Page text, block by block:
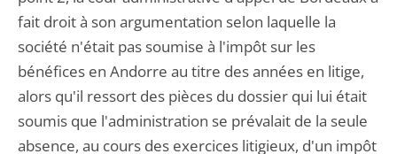
fait droit à son argumentation selon laquelle la
société n'était pas soumise à l'impôt sur les
bénéfices en Andorre au titre des années en litige,
alors qu'il ressort des pièces du dossier qui lui était
soumis que l'administration se prévalait de la seule
absence, au cours des exercices litigieux, d'un impôt